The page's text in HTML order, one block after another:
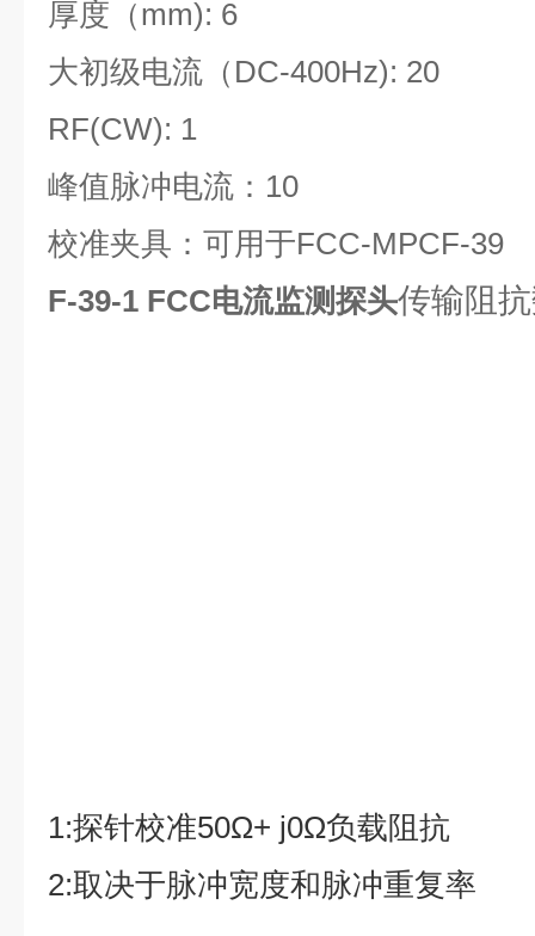
厚度（mm): 6
大初级电流（DC-400Hz): 20
RF(CW): 1
峰值脉冲电流：10
校准夹具：可用于FCC-MPCF-39
F-39-1 FCC电流监测探头传输阻
1:探针校准50Ω+ j0Ω负载阻抗
2:取决于脉冲宽度和脉冲重复率